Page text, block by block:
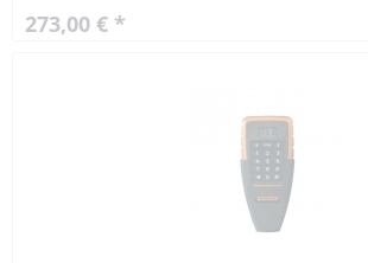
273,00 € *